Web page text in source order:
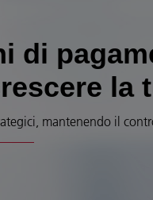
di
la
mantenendo il